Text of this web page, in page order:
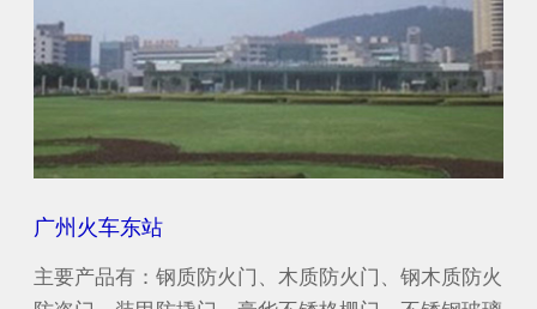
珠江新城酒店
主要产品有：钢质防火门、木质防火门、钢木质防火